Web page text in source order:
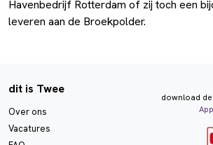
Havenbedrijf Rotterdam of zij toch een
leveren aan de Broekpolder.
dit is Twee
Over ons
Vacatures
download de